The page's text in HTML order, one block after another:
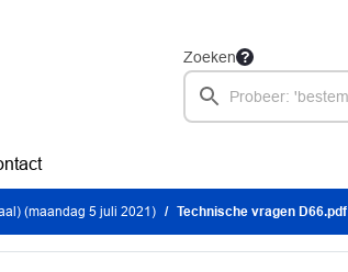
Zoeken
(maandag 5 juli 2021) Technische vragen D66.pdf